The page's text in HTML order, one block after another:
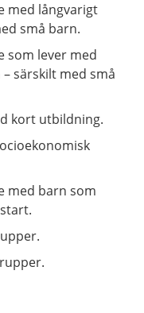
med långvarigt
små barn.
som lever med
särskilt med små
kort utbildning.
med barn som